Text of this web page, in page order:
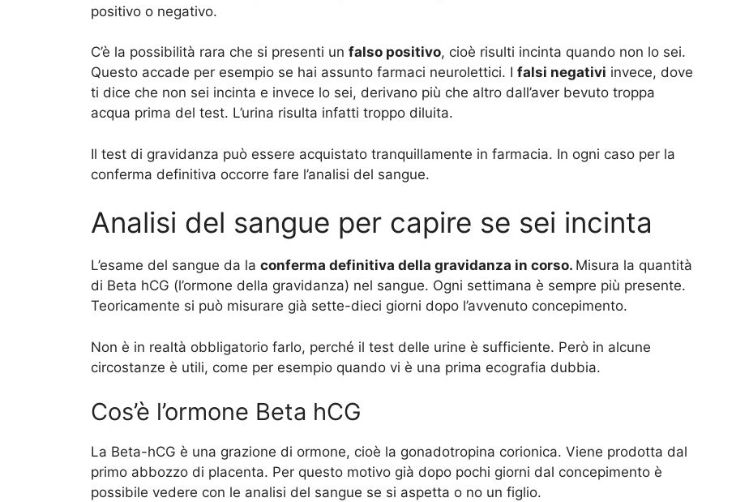
positivo o negativo.
C’è la possibilità rara che si presenti un falso positivo, cioè risulti incinta quando non lo sei.
Questo accade per esempio se hai assunto farmaci neurolettici. I falsi negativi invece, dove
ti dice che non sei incinta e invece lo sei, derivano più che altro dall’aver bevuto troppa
acqua prima del test. L’urina risulta infatti troppo diluita.
Il test di gravidanza può essere acquistato tranquillamente in farmacia. In ogni caso per la
conferma definitiva occorre fare l’analisi del sangue.
Analisi del sangue per capire se sei incinta
L’esame del sangue da la conferma definitiva della gravidanza in corso. Misura la quantità
di Beta hCG (l’ormone della gravidanza) nel sangue. Ogni settimana è sempre più presente.
Teoricamente si può misurare già sette-dieci giorni dopo l’avvenuto concepimento.
Non è in realtà obbligatorio farlo, perché il test delle urine è sufficiente. Però in alcune
circostanze è utili, come per esempio quando vi è una prima ecografia dubbia.
Cos’è l’ormone Beta hCG
La Beta-hCG è una grazione di ormone, cioè la gonadotropina corionica. Viene prodotta dal
primo abbozzo di placenta. Per questo motivo già dopo pochi giorni dal concepimento è
possibile vedere con le analisi del sangue se si aspetta o no un figlio.